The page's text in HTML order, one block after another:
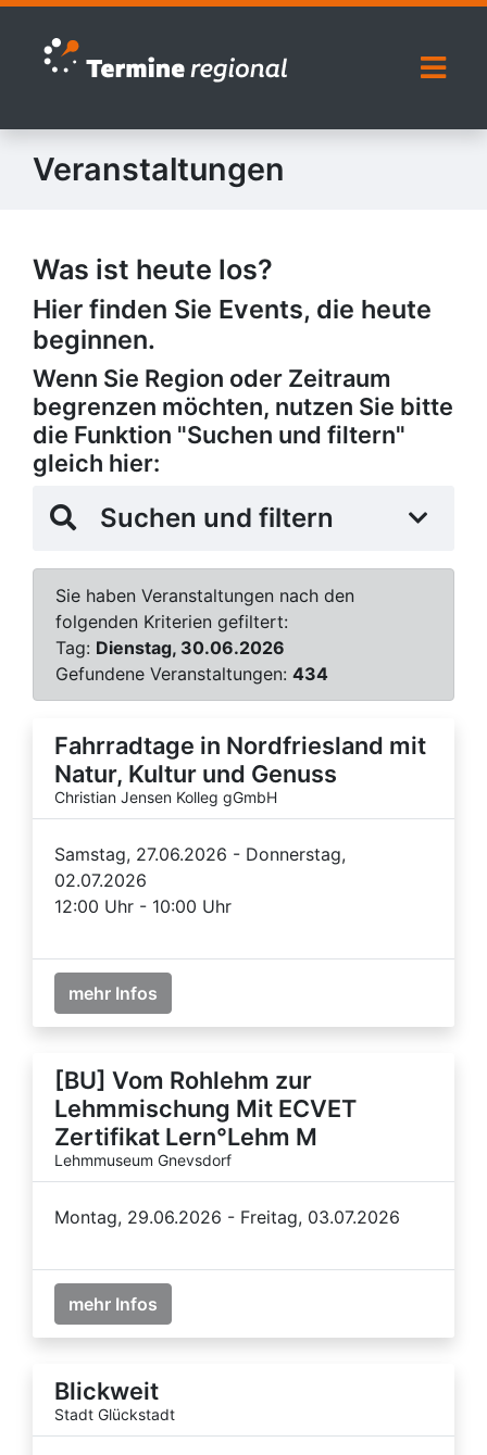
Zur Navigation springen
Zum Inhalt springen
Veranstaltungen
Was ist heute los?
Hier finden Sie Events, die heute
beginnen.
Wenn Sie Region oder Zeitraum
begrenzen möchten, nutzen Sie bitte
die Funktion "Suchen und filtern"
gleich hier:
Suchen und filtern
Sie haben Veranstaltungen nach den
folgenden Kriterien gefiltert:
Tag: Dienstag, 30.06.2026
Gefundene Veranstaltungen: 434
Fahrradtage in Nordfriesland mit
Natur, Kultur und Genuss
Christian Jensen Kolleg gGmbH
Samstag, 27.06.2026 - Donnerstag,
02.07.2026
12:00 Uhr - 10:00 Uhr
mehr Infos
[BU] Vom Rohlehm zur
Lehmmischung Mit ECVET
Zertifikat Lern°Lehm M
Lehmmuseum Gnevsdorf
Montag, 29.06.2026 - Freitag, 03.07.2026
mehr Infos
Blickweit
Stadt Glückstadt